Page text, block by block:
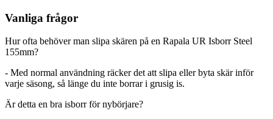
Vanliga frågor
Hur ofta behöver man slipa skären på en Rapala UR Isborr Steel
155mm?
- Med normal användning räcker det att slipa eller byta skär inför
varje säsong, så länge du inte borrar i grusig is.
Är detta en bra isborr för nybörjare?